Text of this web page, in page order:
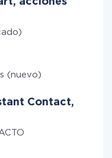
(nuevo)
Contact,